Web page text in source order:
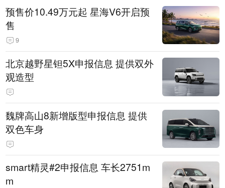
预售价10.49万元起 星海V6开启预
售
9
北京越野星钽5X申报信息 提供双外
观造型
魏牌高山8新增版型申报信息 提供
双色车身
smart精灵#2申报信息 车长2751m
m